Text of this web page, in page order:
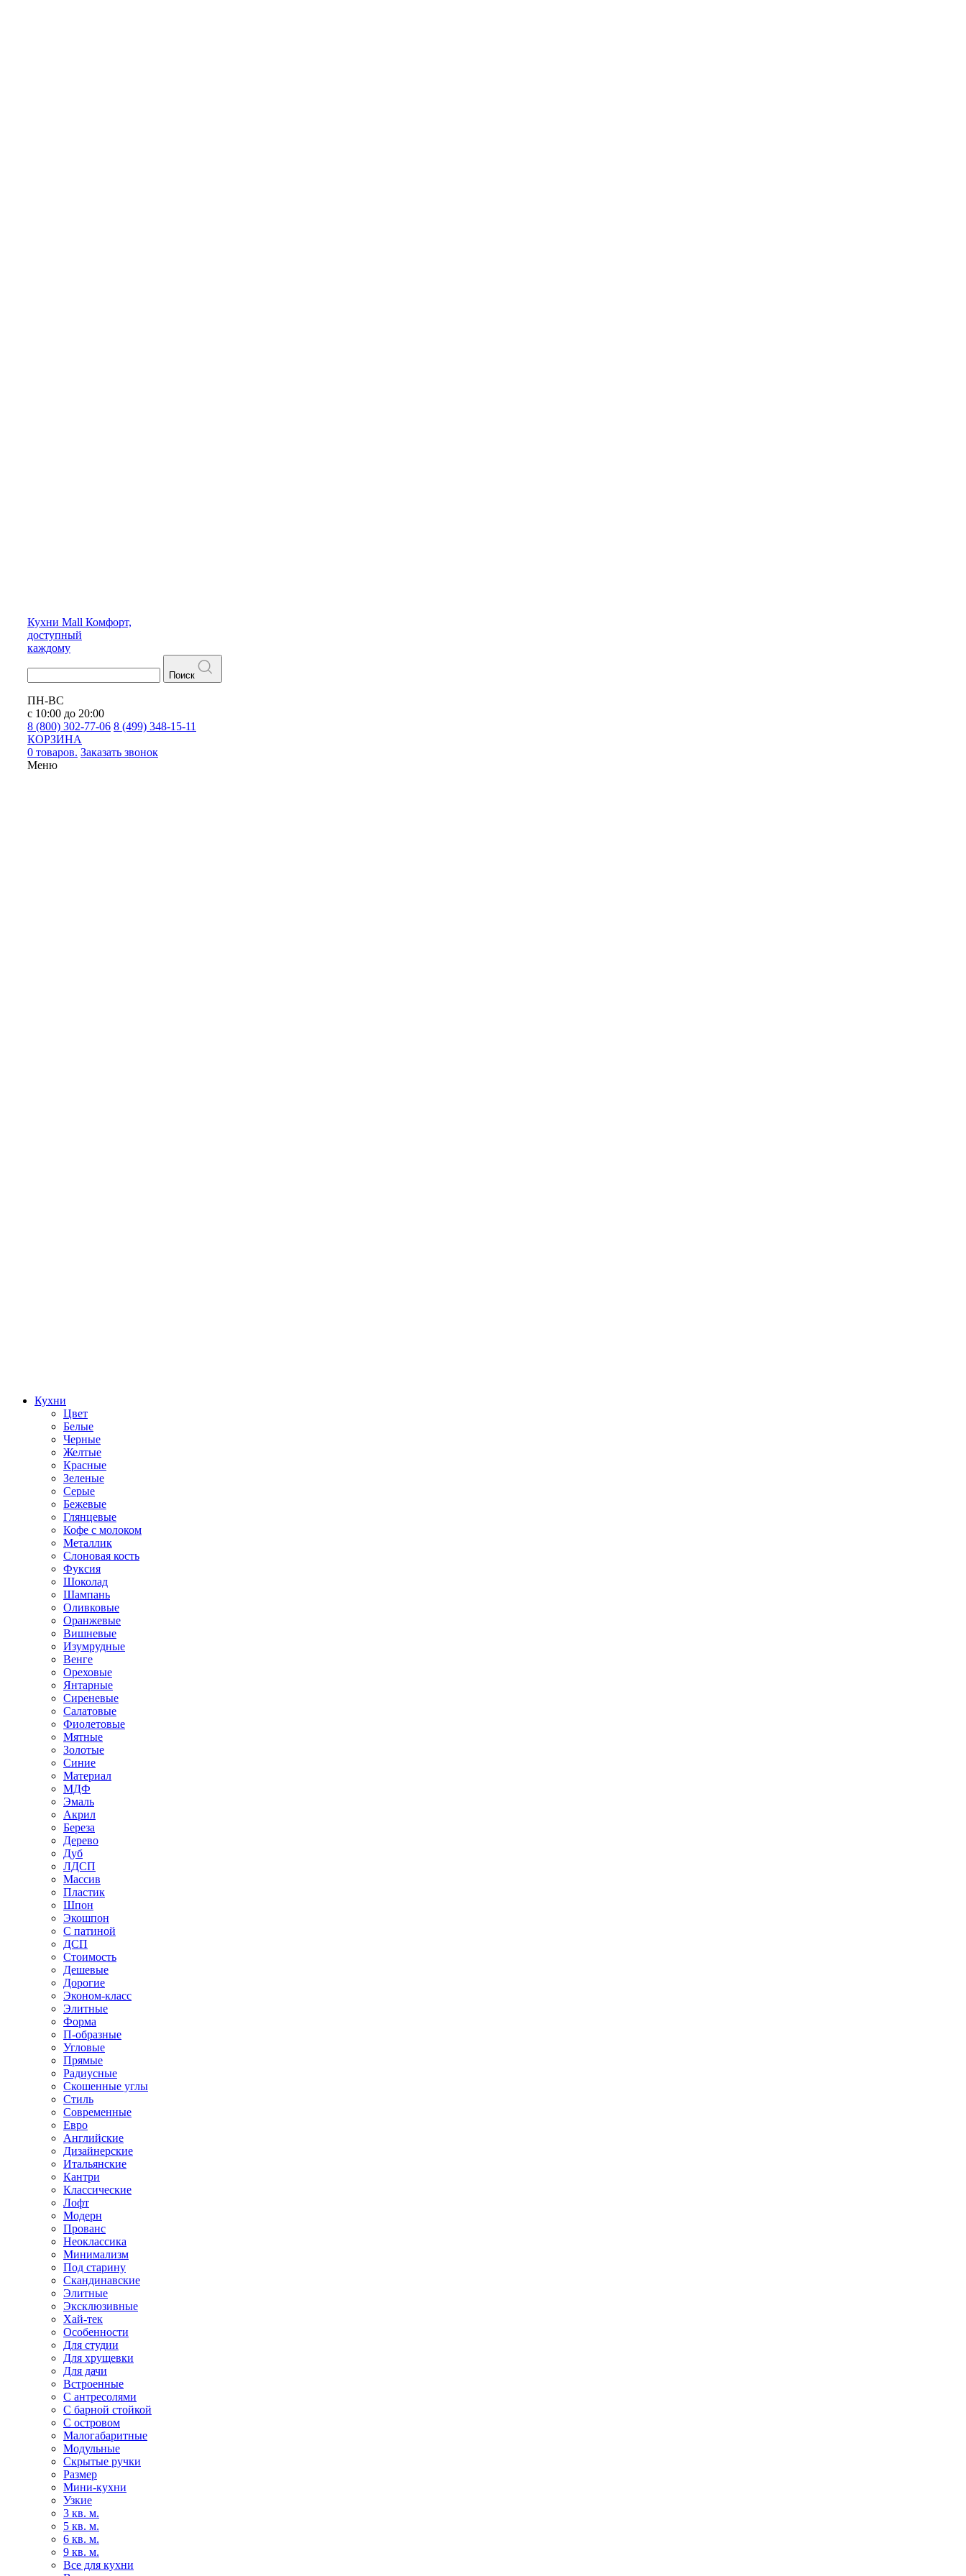
Кухни Mall Комфорт,
доступный
каждому
Поиск
ПН-ВС
с 10:00 до 20:00
8 (800) 302-77-06 8 (499) 348-15-11
КОРЗИНА
0 товаров. Заказать звонок
Меню
Кухни
Цвет
Белые
Черные
Желтые
Красные
Зеленые
Серые
Бежевые
Глянцевые
Кофе с молоком
Металлик
Слоновая кость
Фуксия
Шоколад
Шампань
Оливковые
Оранжевые
Вишневые
Изумрудные
Венге
Ореховые
Янтарные
Сиреневые
Салатовые
Фиолетовые
Мятные
Золотые
Синие
Материал
МДФ
Эмаль
Акрил
Береза
Дерево
Дуб
ЛДСП
Массив
Пластик
Шпон
Экошпон
С патиной
ДСП
Стоимость
Дешевые
Дорогие
Эконом-класс
Элитные
Форма
П-образные
Угловые
Прямые
Радиусные
Скошенные углы
Стиль
Современные
Евро
Английские
Дизайнерские
Итальянские
Кантри
Классические
Лофт
Модерн
Прованс
Неоклассика
Минимализм
Под старину
Скандинавские
Элитные
Эксклюзивные
Хай-тек
Особенности
Для студии
Для хрущевки
Для дачи
Встроенные
С антресолями
С барной стойкой
С островом
Малогабаритные
Модульные
Скрытые ручки
Размер
Мини-кухни
Узкие
3 кв. м.
5 кв. м.
6 кв. м.
9 кв. м.
Все для кухни